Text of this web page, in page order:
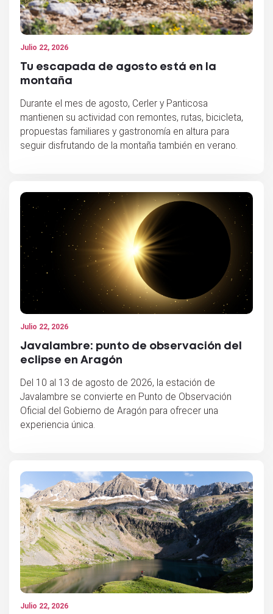
Julio 22, 2026
Tu escapada de agosto está en la
montaña
Durante el mes de agosto, Cerler y Panticosa
mantienen su actividad con remontes, rutas, bicicleta,
propuestas familiares y gastronomía en altura para
seguir disfrutando de la montaña también en verano.
Julio 22, 2026
Javalambre: punto de observación del
eclipse en Aragón
Del 10 al 13 de agosto de 2026, la estación de
Javalambre se convierte en Punto de Observación
Oficial del Gobierno de Aragón para ofrecer una
experiencia única.
Julio 22, 2026